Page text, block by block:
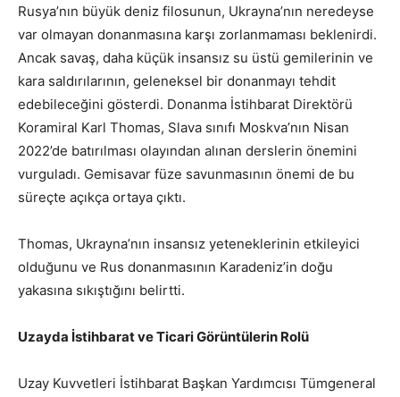
Rusya’nın büyük deniz filosunun, Ukrayna’nın neredeyse
var olmayan donanmasına karşı zorlanmaması beklenirdi.
Ancak savaş, daha küçük insansız su üstü gemilerinin ve
kara saldırılarının, geleneksel bir donanmayı tehdit
edebileceğini gösterdi. Donanma İstihbarat Direktörü
Koramiral Karl Thomas, Slava sınıfı Moskva’nın Nisan
2022’de batırılması olayından alınan derslerin önemini
vurguladı. Gemisavar füze savunmasının önemi de bu
süreçte açıkça ortaya çıktı.
Thomas, Ukrayna’nın insansız yeteneklerinin etkileyici
olduğunu ve Rus donanmasının Karadeniz’in doğu
yakasına sıkıştığını belirtti.
Uzayda İstihbarat ve Ticari Görüntülerin Rolü
Uzay Kuvvetleri İstihbarat Başkan Yardımcısı Tümgeneral